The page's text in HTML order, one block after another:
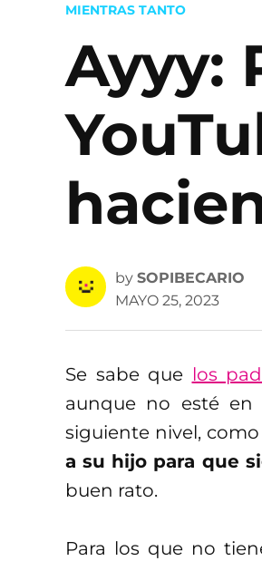
POSTED
MIENTRAS TANTO
Ayyy:
by SOPIBECARIO
MAYO 25, 2023
Se sabe que los
aunque no esté en
siguiente nivel,
a su hijo para que
buen rato.
Para los que no